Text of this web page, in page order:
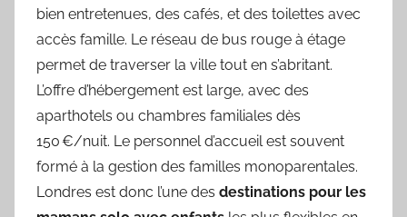
bien entretenues, des cafés, et des toilettes avec
accès famille. Le réseau de bus rouge à étage
permet de traverser la ville tout en s’abritant.
L’offre d’hébergement est large, avec des
aparthotels ou chambres familiales dès
150 €/nuit. Le personnel d’accueil est souvent
formé à la gestion des familles monoparentales.
Londres est donc l’une des destinations pour les